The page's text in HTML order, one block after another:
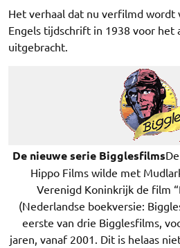
Het verhaal dat nu verfilmd wordt
Engels tijdschrift in 1938 voor het
uitgebracht.
De nieuwe serie Bigglesfilms
Hippo Films wilde met
Verenigd Koninkrijk de film
(Nederlandse boekversie:
eerste van drie Bigglesfilms,
jaren, vanaf 2001. Dit is helaas